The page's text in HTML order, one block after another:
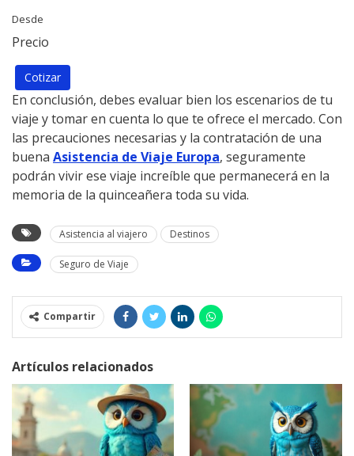
Desde
Precio
Cotizar
En conclusión, debes evaluar bien los escenarios de tu
viaje y tomar en cuenta lo que te ofrece el mercado. Con
las precauciones necesarias y la contratación de una
buena Asistencia de Viaje Europa, seguramente
podrán vivir ese viaje increíble que permanecerá en la
memoria de la quinceañera toda su vida.
Asistencia al viajero Destinos
Seguro de Viaje
Compartir
Artículos relacionados